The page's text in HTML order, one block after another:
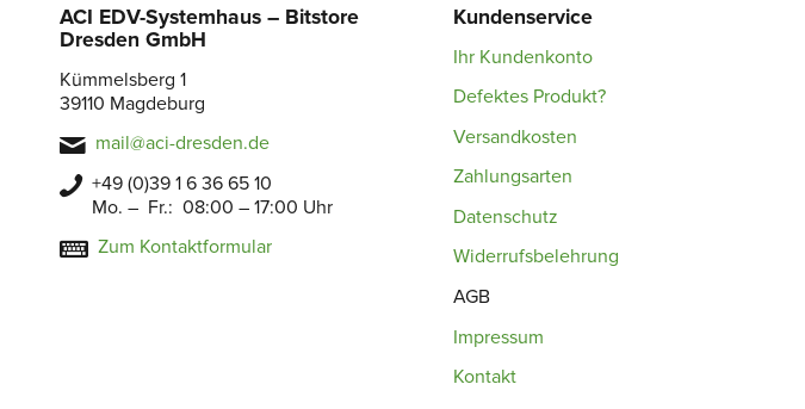
ACI EDV-Systemhaus – Bitstore
Dresden GmbH
Kümmelsberg 1
39110 Magdeburg
mail@aci-dresden.de
+49 (0)39 1 6 36 65 10
Mo. – Fr.: 08:00 – 17:00 Uhr
Zum Kontaktformular
Kundenservice
Ihr Kundenkonto
Defektes Produkt?
Versandkosten
Zahlungsarten
Datenschutz
Widerrufsbelehrung
AGB
Impressum
Kontakt